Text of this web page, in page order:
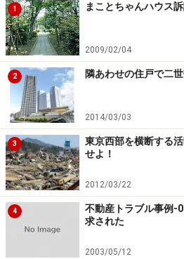
1 まことちゃんハウス
2009/02/04
2 隣あわせの住戸で二
2014/03/03
3
東京西部を横断する
せよ！
2012/03/22
4
不動産トラブル事例
求された
2003/05/12